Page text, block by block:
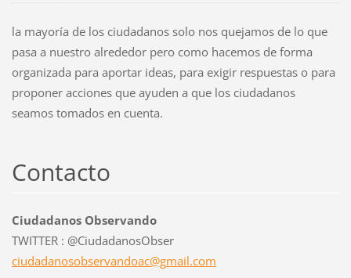
la mayoría de los ciudadanos solo nos quejamos de lo que
pasa a nuestro alrededor pero como hacemos de forma
organizada para aportar ideas, para exigir respuestas o para
proponer acciones que ayuden a que los ciudadanos
seamos tomados en cuenta.
Contacto
Ciudadanos Observando
TWITTER : @CiudadanosObser
ciudadanosobservandoac@gmail.com